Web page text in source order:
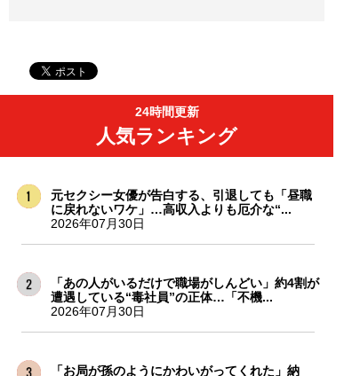
24時間更新
人気ランキング
元セクシー女優が告白する、引退しても「昼職
に戻れないワケ」…高収入よりも厄介な“...
2026年07月30日
「あの人がいるだけで職場がしんどい」約4割が
遭遇している“毒社員”の正体…「不機...
2026年07月30日
「お局が孫のようにかわいがってくれた」納